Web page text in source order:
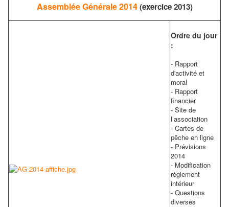
Assemblée Générale 2014(exercice 2013)
Ordre du jour
:
- Rapport
d'activité et
moral
- Rapport
financier
- Site de
l’association
- Cartes de
pêche en ligne
- Prévisions
2014
- Modification
règlement
intérieur
- Questions
diverses